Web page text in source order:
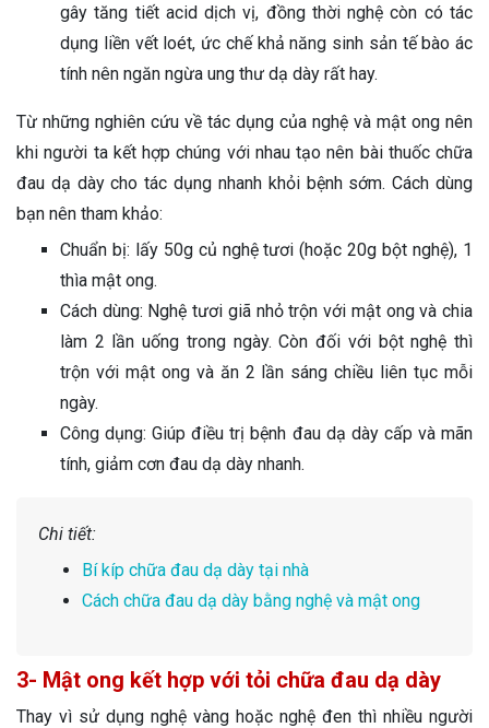
gây tăng tiết acid dịch vị, đồng thời nghệ còn có tác
dụng liền vết loét, ức chế khả năng sinh sản tế bào ác
tính nên ngăn ngừa ung thư dạ dày rất hay.
Từ những nghiên cứu về tác dụng của nghệ và mật ong nên
khi người ta kết hợp chúng với nhau tạo nên bài thuốc chữa
đau dạ dày cho tác dụng nhanh khỏi bệnh sớm. Cách dùng
bạn nên tham khảo:
Chuẩn bị: lấy 50g củ nghệ tươi (hoặc 20g bột nghệ), 1
thìa mật ong.
Cách dùng: Nghệ tươi giã nhỏ trộn với mật ong và chia
làm 2 lần uống trong ngày. Còn đối với bột nghệ thì
trộn với mật ong và ăn 2 lần sáng chiều liên tục mỗi
ngày.
Công dụng: Giúp điều trị bệnh đau dạ dày cấp và mãn
tính, giảm cơn đau dạ dày nhanh.
Chi tiết:
Bí kíp chữa đau dạ dày tại nhà
Cách chữa đau dạ dày bằng nghệ và mật ong
3- Mật ong kết hợp với tỏi chữa đau dạ dày
Thay vì sử dụng nghệ vàng hoặc nghệ đen thì nhiều người